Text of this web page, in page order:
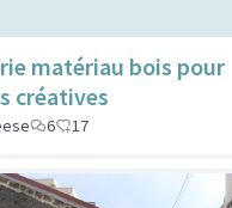
matériau bois pour
créatives
6 17